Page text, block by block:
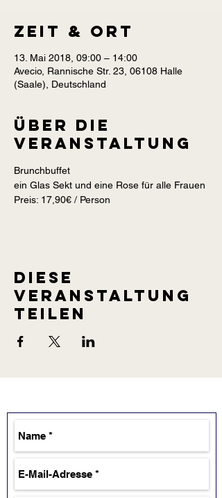
Zeit & Ort
13. Mai 2018, 09:00 – 14:00
Avecio, Rannische Str. 23, 06108 Halle
(Saale), Deutschland
Über die
Veranstaltung
Brunchbuffet
ein Glas Sekt und eine Rose für alle Frauen
Preis: 17,90€ / Person
Diese
Veranstaltung
teilen